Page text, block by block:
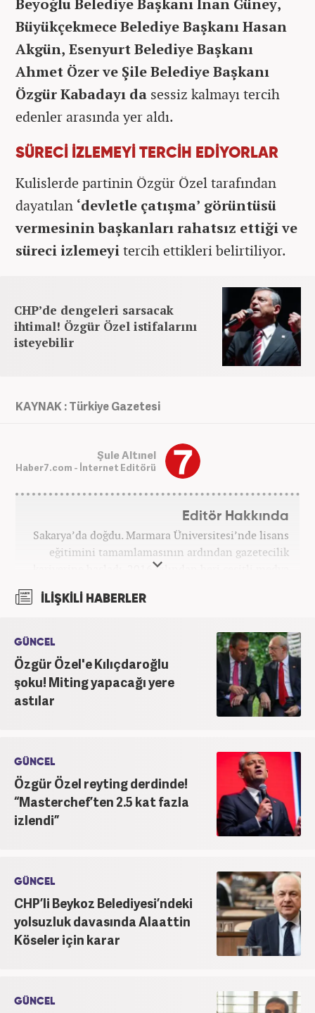
Beyoğlu Belediye Başkanı İnan Güney,
Büyükçekmece Belediye Başkanı Hasan
Akgün, Esenyurt Belediye Başkanı
Ahmet Özer ve Şile Belediye Başkanı
Özgür Kabadayı da sessiz kalmayı tercih
edenler arasında yer aldı.
SÜRECİ İZLEMEYİ TERCİH EDİYORLAR
Kulislerde partinin Özgür Özel tarafından
dayatılan ‘devletle çatışma’ görüntüsü
vermesinin başkanları rahatsız ettiği ve
süreci izlemeyitercih ettikleri belirtiliyor.
CHP’de dengeleri sarsacak
ihtimal! Özgür Özel istifalarını
isteyebilir
KAYNAK : Türkiye Gazetesi
Şule Altınel
Haber7.com - İnternet Editörü
Editör Hakkında
Sakarya’da doğdu. Marmara Üniversitesi’nde lisans
eğitimini tamamlamasının ardından gazetecilik
kariyerine başladı. 2016 yılından beri çeşitli medya
itibaren Haber7’de ‘gündem editörü’ olarak
İLİŞKİLİ HABERLER
GÜNCEL
Özgür Özel'e Kılıçdaroğlu
şoku! Miting yapacağı yere
astılar
GÜNCEL
Özgür Özel reyting derdinde!
“Masterchef’ten 2.5 kat fazla
izlendi”
GÜNCEL
CHP’li Beykoz Belediyesi’ndeki
yolsuzluk davasında Alaattin
Köseler için karar
GÜNCEL